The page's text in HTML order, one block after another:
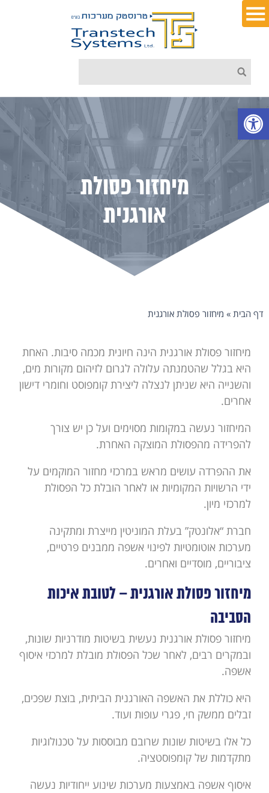
פתח סרגל נגישות
מיחזור פסולת
אורגנית
דף הבית» מיחזור פסולת אורגנית
מיחזור פסולת אורגנית הינה חיונית מכמה סיבות. האחת
היא בגלל שהטמנתה עלולה לגרום לזיהום מקורות מים,
והשנייה היא שניתן לנצלה ליצירת קומפוסט וחומרי דישון
אחרים.
המיחזור נעשה במקומות מסוימים ועל כן יש צורך
להפרידה מהפסולת המוצקה האחרת.
את ההפרדה עושים מראש במרכזי מחזור המוקמים על
ידי הרשויות המקומיות או לאחר הובלת כל הפסולת
למרכזי מיון.
חברת “אלונטק” בעלת המוניטין מייצרת ומתקינה
מערכות אוטומטיות לפינוי אשפה ממבנים פרטיים,
ציבוריים, מוסדיים ואחרים.
מיחזור פסולת אורגנית – לטובת איכות
הסביבה
מיחזור פסולת אורגנית נעשית בשיטות מודרניות שונות,
ובמקרים רבים, לאחר שכל הפסולת מובלת למרכזי איסוף
אשפה.
היא כוללת את האשפה האורגנית הביתית, בוצת שפכים,
זבלים ממשק חי, פגרי עופות ועוד.
כל אלו בשיטות שונות שרובם מבוססות על טכנולוגיות
מתקדמות של קומפוסטציה.
איסוף אשפה באמצעות מערכות שינוע ייחודיות נעשה